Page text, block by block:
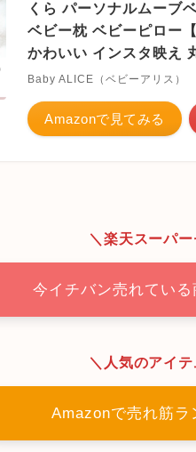
くら パーソナルムーブ
ベビー枕 ベビーピロー
かわいい インスタ映え
Baby ALICE（ベビーアリス）
Amazonで見てみる
＼楽天スーパ
今イチバン売れてい
＼人気のアイ
Amazonで売れ筋ラ